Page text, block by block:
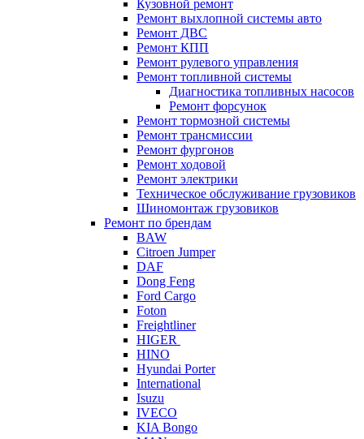
Кузовной ремонт
Ремонт выхлопной системы авто
Ремонт ДВС
Ремонт КПП
Ремонт рулевого управления
Ремонт топливной системы
Диагностика топливных насосов
Ремонт форсунок
Ремонт тормозной системы
Ремонт трансмиссии
Ремонт фургонов
Ремонт ходовой
Ремонт электрики
Техническое обслуживание грузовиков
Шиномонтаж грузовиков
Ремонт по брендам
BAW
Citroen Jumper
DAF
Dong Feng
Ford Cargo
Foton
Freightliner
HIGER
HINO
Hyundai Porter
International
Isuzu
IVECO
KIA Bongo